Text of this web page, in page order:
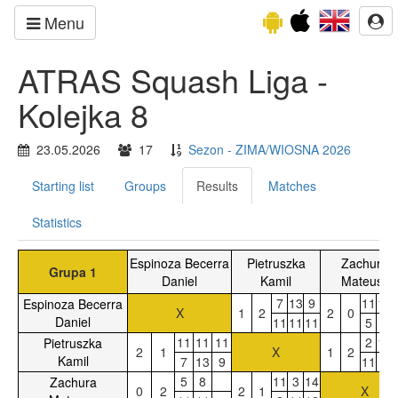
Menu
ATRAS Squash Liga -
Kolejka 8
23.05.2026 17 Sezon - ZIMA/WIOSNA 2026
Starting list Groups Results Matches
Statistics
Grupa 1
Espinoza Becerra
Daniel
Pietruszka
Kamil
Zachura
Mateusz
Espinoza Becerra
Daniel
X 1 2
7 13 9
11 11 11
2 0
11 11
5
Pietruszka
Kamil
2 1
11 11 11
7 13 9
X 1 2
2 11
11
Zachura
0 2
5
8
2 1
11 3 14
X